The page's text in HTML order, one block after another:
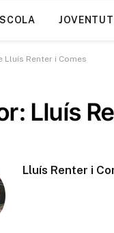
Lluís Renter i Comes
Lluís
Lluís Renter i